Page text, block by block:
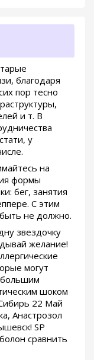
благодаря
пор тесно
и т. В
у
на
формы
бег, занятия
С этим
не должно.
звездочку
желание!
могут
шоком
22 Май
Анастрозол
SP
сравнить